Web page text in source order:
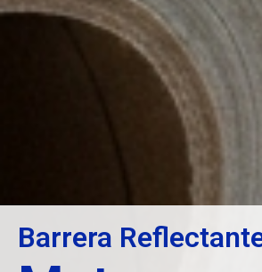
Barrera